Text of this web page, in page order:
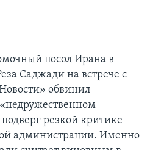
посол Ирана в
Саджади на встрече с
обвинил
резкой критике
администрации. Именно